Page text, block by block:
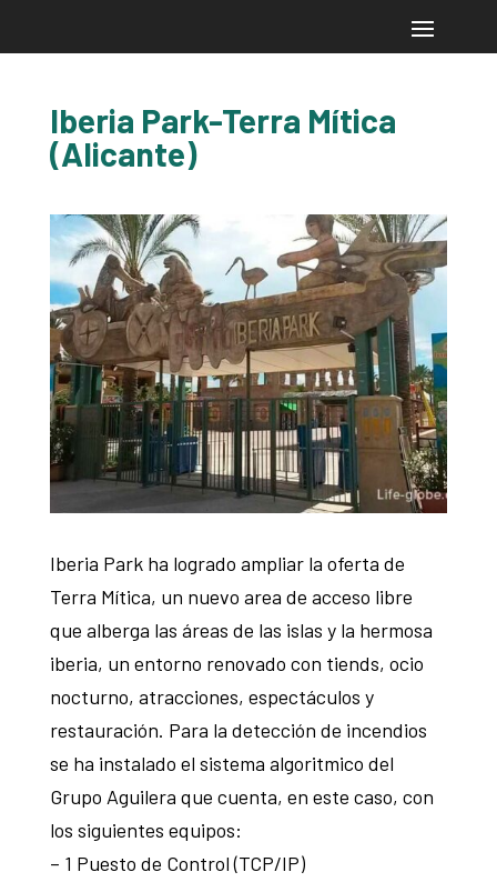
Iberia Park-Terra Mítica
(Alicante)
Iberia Park ha logrado ampliar la oferta de
Terra Mítica, un nuevo area de acceso libre
que alberga las áreas de las islas y la hermosa
iberia, un entorno renovado con tiends, ocio
nocturno, atracciones, espectáculos y
restauración. Para la detección de incendios
se ha instalado el sistema algoritmico del
Grupo Aguilera que cuenta, en este caso, con
los siguientes equipos:
– 1 Puesto de Control (TCP/IP)